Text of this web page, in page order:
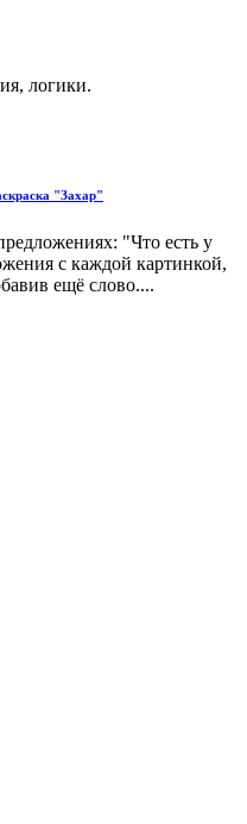
внимания, логики.
"Захар"
"Что есть у
с каждой картинкой,
ещё слово....